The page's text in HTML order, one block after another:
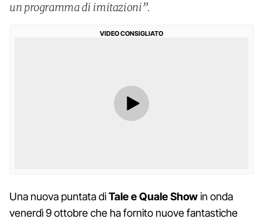
un programma di imitazioni”.
VIDEO CONSIGLIATO
Una nuova puntata diTale e Quale Showin onda
venerdì 9 ottobre che ha fornito nuove fantastiche